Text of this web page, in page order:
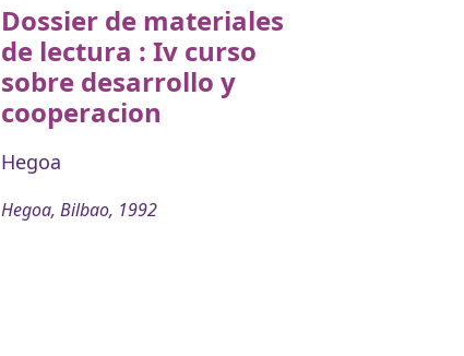
Dossier de materiales
de lectura : Iv curso
sobre desarrollo y
cooperacion
Hegoa
Hegoa, Bilbao, 1992